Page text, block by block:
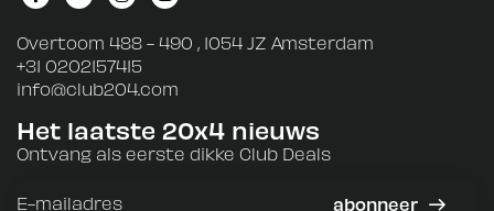
Overtoom 488 - 490 , 1054 JZ Amsterdam
+31 0202157415
info@club204.com
Het laatste 20x4 nieuws
Ontvang als eerste dikke Club Deals
abonneer